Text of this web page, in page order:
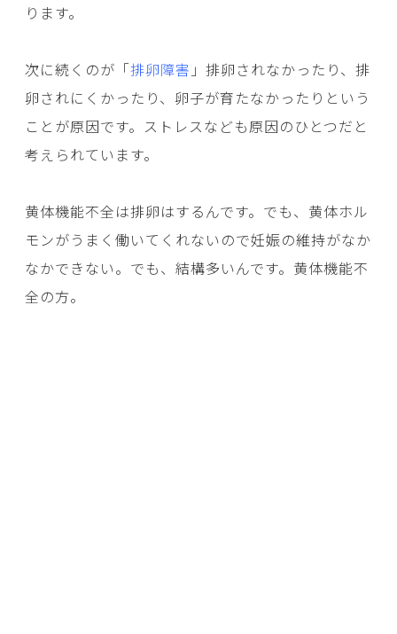
ります。
次に続くのが「排卵障害 」排卵されなかったり、排
卵されにくかったり、卵子が育たなかったりという
ことが原因です。ストレスなども原因のひとつだと
考えられています。
黄体機能不全は排卵はするんです。でも、黄体ホル
モンがうまく働いてくれないので妊娠の維持がなか
なかできない。でも、結構多いんです。黄体機能不
全の方。